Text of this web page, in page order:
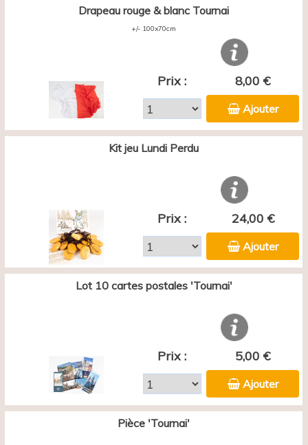
Drapeau rouge & blanc Tournai
+/- 100x70cm
Prix : 8,00 €
Ajouter
Kit jeu Lundi Perdu
Prix : 24,00 €
Ajouter
Lot 10 cartes postales 'Tournai'
Prix : 5,00 €
Ajouter
Pièce 'Tournai'